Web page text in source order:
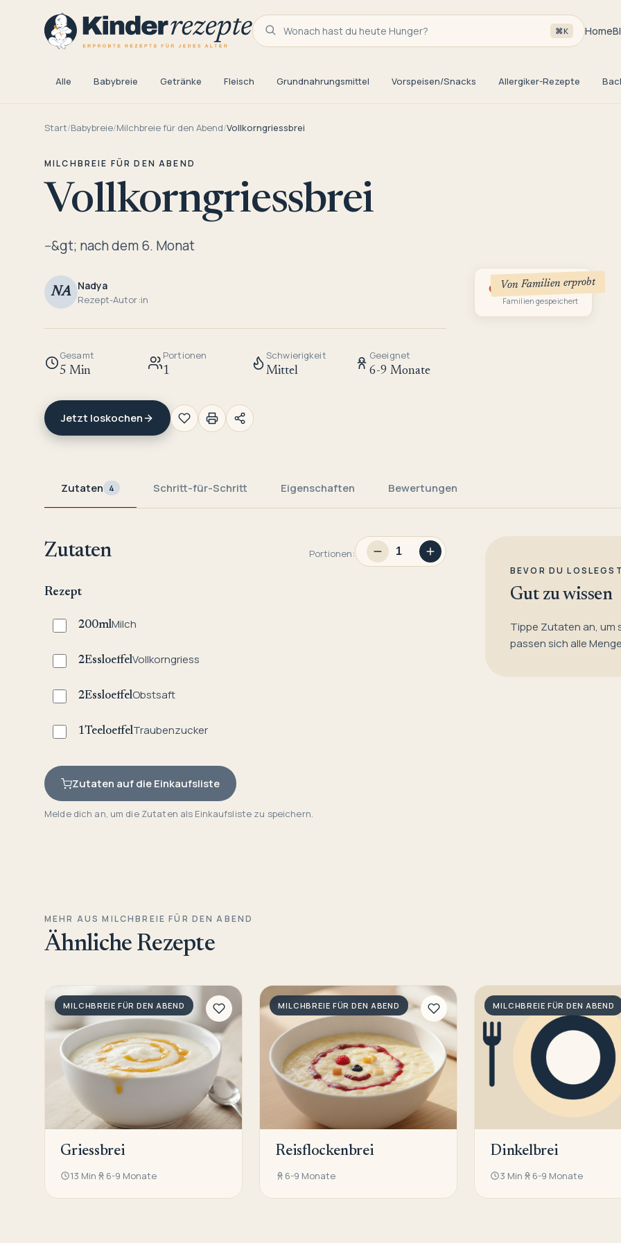
Wonach hast du heute Hunger? ⌘K Home
Alle Babybreie Getränke Fleisch Grundnahrungsmittel Vorspeisen/Snacks Allergiker-Rezepte
Start/Babybreie/Milchbreie für den Abend/Vollkorngriessbrei
MILCHBREIE FÜR DEN ABEND
Vollkorngriessbrei
--&gt; nach dem 6. Monat
NA Nadya
Rezept-Autor:in
Gesamt
5 Min
Portionen
1
Schwierigkeit
Mittel
Geeignet
6-9 Monate
Jetzt loskochen
Von Familien erprobt
1
Familien gespeichert
Zutaten 4 Schritt-für-Schritt Eigenschaften Bewertungen
Zutaten Portionen:
Rezept
200mlMilch
2EssloeffelVollkorngriess
2EssloeffelObstsaft
1TeeloeffelTraubenzucker
Zutaten auf die Einkaufsliste
Melde dich an, um die Zutaten als Einkaufsliste zu speichern.
BEVOR DU
Gut zu wissen
Tippe Zutaten an, um
passen sich alle
MEHR AUS MILCHBREIE FÜR DEN ABEND
Ähnliche Rezepte
MILCHBREIE FÜR DEN ABEND
Griessbrei
13 Min 6-9 Monate
MILCHBREIE FÜR DEN ABEND
Reisflockenbrei
6-9 Monate
MILCHBREIE FÜR DEN ABEND
Dinkelbrei
3 Min 6-9 Monate